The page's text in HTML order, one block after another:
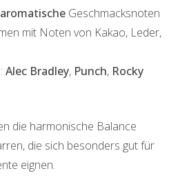
Geschmacksnoten
mit Noten von Kakao, Leder,
Alec Bradley, Punch, Rocky
die harmonische Balance
die sich besonders gut für
eignen.